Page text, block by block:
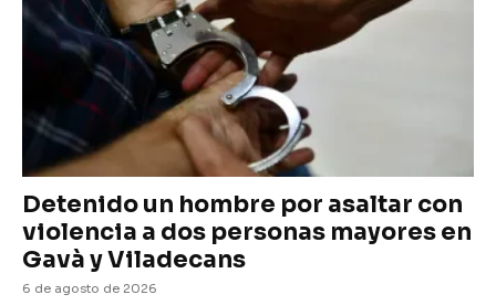
Detenido un hombre por asaltar con
violencia a dos personas mayores en
Gavà y Viladecans
6 de agosto de 2026